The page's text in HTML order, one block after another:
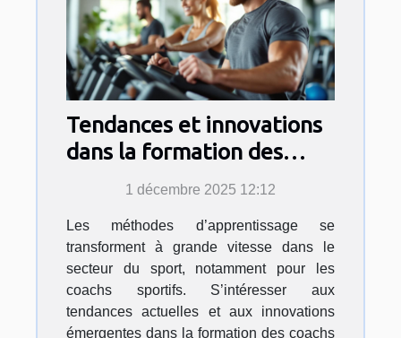
Tendances et innovations
dans la formation des
coachs sportifs
1 décembre 2025 12:12
Les méthodes d’apprentissage se
transforment à grande vitesse dans le
secteur du sport, notamment pour les
coachs sportifs. S’intéresser aux
tendances actuelles et aux innovations
émergentes dans la formation des coachs